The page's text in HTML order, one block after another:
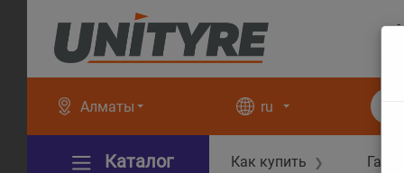
Алматы ru
Каталог Как купить ❯